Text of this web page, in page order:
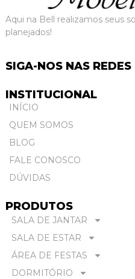
Aqui na Bell realizamos seus
planejados!
INSTITUCIONAL
INÍCIO
QUEM SOMOS
BLOG
FALE CONOSCO
DÚVIDAS
PRODUTOS
SALA DE JANTAR
SALA DE ESTAR
ÁREA DE FESTAS
DORMITÓRIO
SIGA-NOS NAS REDES